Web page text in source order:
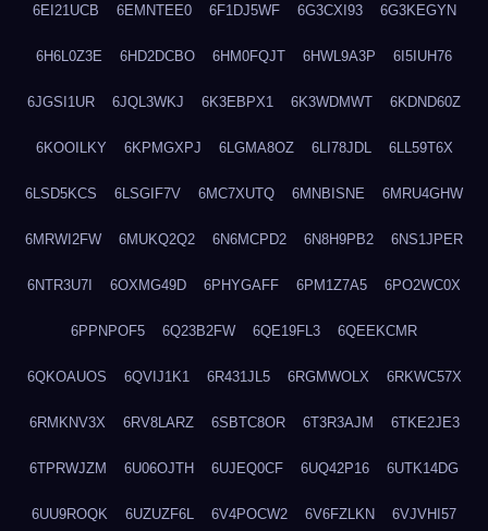
6EI21UCB 6EMNTEE0 6F1DJ5WF 6G3CXI93 6G3KEGYN
6H6L0Z3E 6HD2DCBO 6HM0FQJT 6HWL9A3P 6I5IUH76
6JGSI1UR 6JQL3WKJ 6K3EBPX1 6K3WDMWT 6KDND60Z
6KOOILKY 6KPMGXPJ 6LGMA8OZ 6LI78JDL 6LL59T6X
6LSD5KCS 6LSGIF7V 6MC7XUTQ 6MNBISNE 6MRU4GHW
6MRWI2FW 6MUKQ2Q2 6N6MCPD2 6N8H9PB2 6NS1JPER
6NTR3U7I 6OXMG49D 6PHYGAFF 6PM1Z7A5 6PO2WC0X
6PPNPOF5 6Q23B2FW 6QE19FL3 6QEEKCMR
6QKOAUOS 6QVIJ1K1 6R431JL5 6RGMWOLX 6RKWC57X
6RMKNV3X 6RV8LARZ 6SBTC8OR 6T3R3AJM 6TKE2JE3
6TPRWJZM 6U06OJTH 6UJEQ0CF 6UQ42P16 6UTK14DG
6UU9ROQK 6UZUZF6L 6V4POCW2 6V6FZLKN 6VJVHI57